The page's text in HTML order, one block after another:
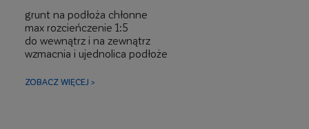
grunt na podłoża chłonne
max rozcieńczenie 1:5
do wewnątrz i na zewnątrz
wzmacnia i ujednolica podłoże
bardzo wydajny
ZOBACZ WIĘCEJ >